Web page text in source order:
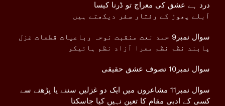
درد ہے عشق کی معراج تو ڈرنا کیسا
آبلے پھوڑ کے رفتار سفر دیکھتے ہیں
سوال نمبر9 حمد نعت منقبت نوحہ رباعیات قطعات غزل
پابند نظم نظم معرا آزاد نظم ہائیکو
سوال نمبر10 تصوف عشق حقیقی
سوال نمبر11 مشاعروں میں ایک دو غزلیں سننے یا پڑھنے سے
کسی کے ادبی مقام کا تعین نہیں کیا جاسکتا